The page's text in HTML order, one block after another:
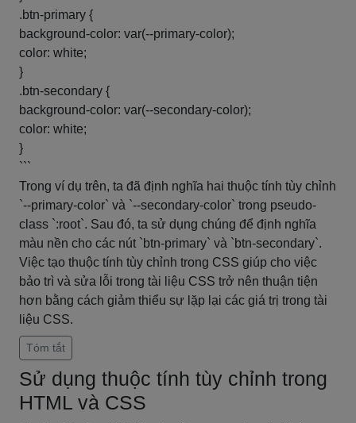
.btn-primary {
background-color: var(--primary-color);
color: white;
}
.btn-secondary {
background-color: var(--secondary-color);
color: white;
}
```
Trong ví dụ trên, ta đã định nghĩa hai thuộc tính tùy chỉnh
`--primary-color` và `--secondary-color` trong pseudo-
class `:root`. Sau đó, ta sử dụng chúng để định nghĩa
màu nền cho các nút `btn-primary` và `btn-secondary`.
Việc tạo thuộc tính tùy chỉnh trong CSS giúp cho việc
bảo trì và sửa lỗi trong tài liệu CSS trở nên thuận tiện
hơn bằng cách giảm thiểu sự lặp lại các giá trị trong tài
liệu CSS.
Tóm tắt
Sử dụng thuộc tính tùy chỉnh trong
HTML và CSS